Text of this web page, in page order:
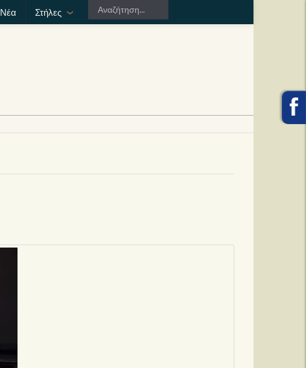
Νέα Στήλες